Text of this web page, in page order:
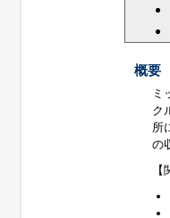
概要
ミ
ク
所
の